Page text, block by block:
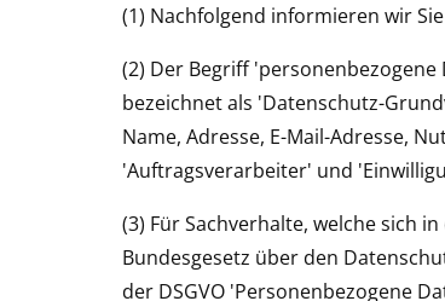
(1) Nachfolgend informieren wir
(2) Der Begriff
bezeichnet als 'Datenschutz-
Name, Adresse, E-Mail-Adresse,
'Auftragsverarbeiter' und
(3) Für Sachverhalte, welche sich
Bundesgesetz über den
der DSGVO 'Personenbezogene